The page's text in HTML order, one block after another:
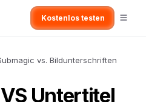
Kostenlos testen
vs. Bildunterschriften
Untertitel